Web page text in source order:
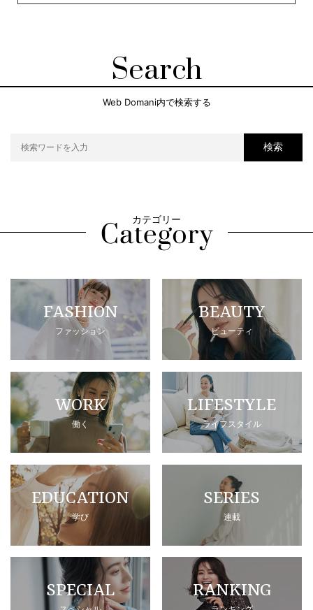
Search
Web Domani内で検索する
検索
カテゴリー
FASHION
ファッション
BEAUTY
ビューティ
WORK
働く
LIFESTYLE
ライフスタイル
EDUCATION
学び
SERIES
連載
SPECIAL RANKING